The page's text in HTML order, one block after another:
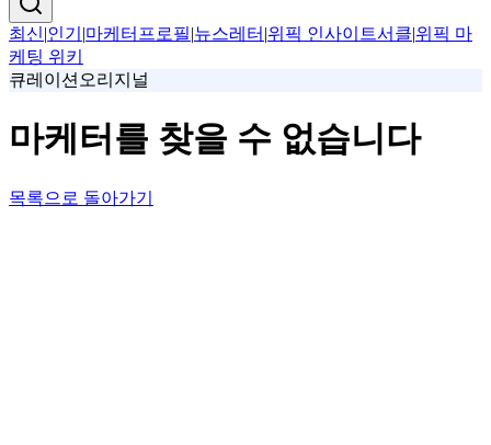
최신|인기 |마케터프로필|뉴스레터 |위픽 인사이트서클|위픽 마
케팅 위키
큐레이션 오리지널
마케터를 찾을 수 없습니다
목록으로 돌아가기